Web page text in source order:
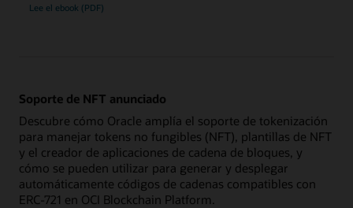
Lee el ebook (PDF)
Soporte de NFT anunciado
Descubre cómo Oracle amplía el soporte de tokenización
para manejar tokens no fungibles (NFT), plantillas de NFT
y el creador de aplicaciones de cadena de bloques, y
cómo se pueden utilizar para generar y desplegar
automáticamente códigos de cadenas compatibles con
ERC-721 en OCI Blockchain Platform.